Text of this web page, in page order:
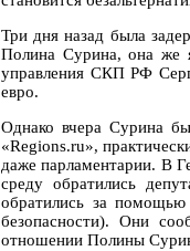
Три дня назад была
Полина Сурина, она же
управления СКП РФ
евро.
Однако вчера Сурина
«Regions.ru»,
даже парламентарии. В
среду обратились
обратились за помощью
безопасности). Они
отношении Полины